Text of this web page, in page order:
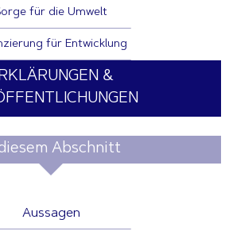
für die Umwelt
für Entwicklung
&
Abschnitt
Aussagen